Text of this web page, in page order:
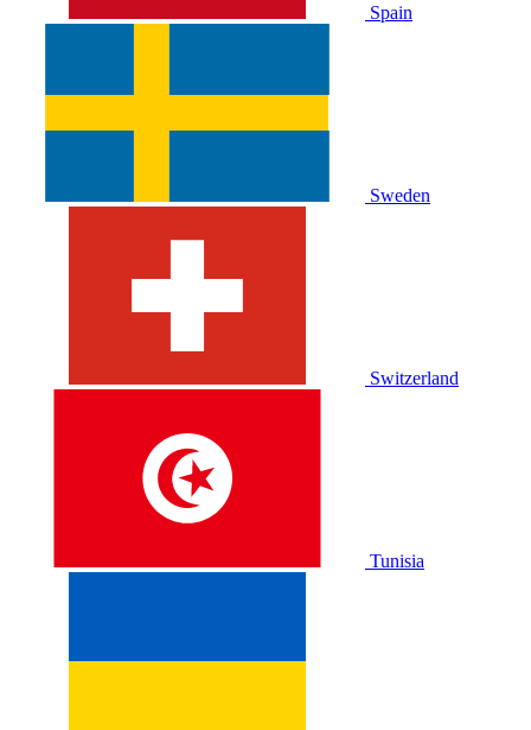
Spain
Sweden
Switzerland
Tunisia